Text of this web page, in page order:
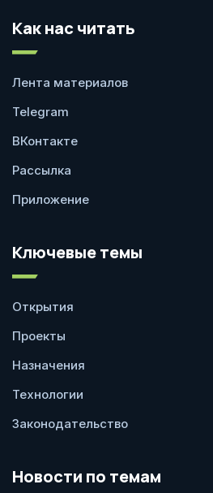
Как нас читать
Лента материалов
Telegram
ВКонтакте
Рассылка
Приложение
Ключевые темы
Открытия
Проекты
Назначения
Технологии
Законодательство
Новости по темам